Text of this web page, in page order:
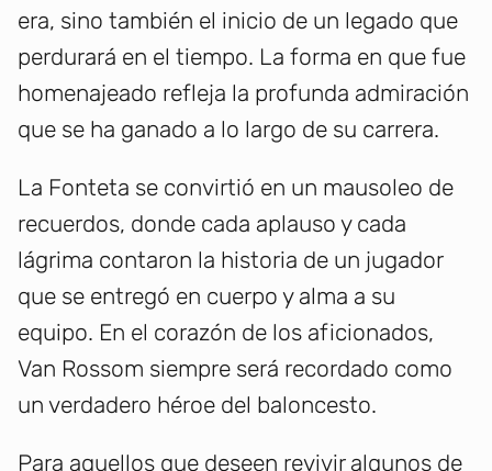
era, sino también el inicio de un legado que
perdurará en el tiempo. La forma en que fue
homenajeado refleja la profunda admiración
que se ha ganado a lo largo de su carrera.
La Fonteta se convirtió en un mausoleo de
recuerdos, donde cada aplauso y cada
lágrima contaron la historia de un jugador
que se entregó en cuerpo y alma a su
equipo. En el corazón de los aficionados,
Van Rossom siempre será recordado como
un verdadero héroe del baloncesto.
Para aquellos que deseen revivir algunos de